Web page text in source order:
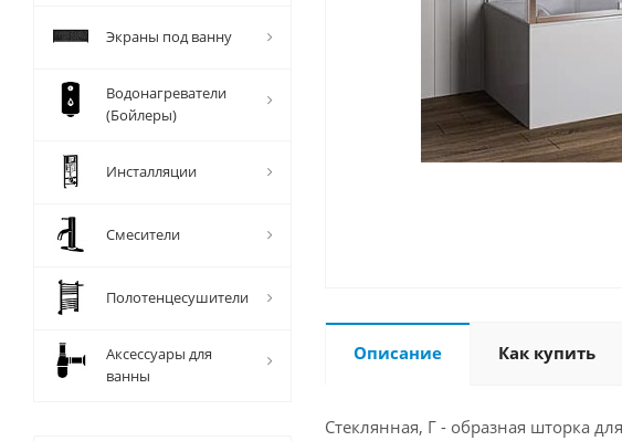
Описание Как купить
Стеклянная, Г - образная шторка
Экраны под ванну
Водонагреватели
(Бойлеры)
Инсталляции
Смесители
Полотенцесушители
Аксессуары для
ванны